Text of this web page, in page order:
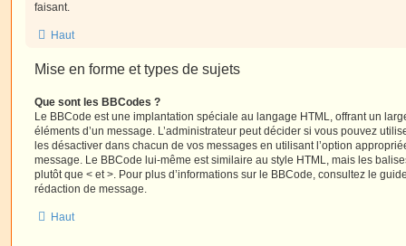
faisant.
Haut
Mise en forme et types de sujets
Que sont les BBCodes ?
Le BBCode est une implantation spéciale au langage HTML, offrant un
éléments d’un message. L’administrateur peut décider si vous pouvez
les désactiver dans chacun de vos messages en utilisant l’option
message. Le BBCode lui-même est similaire au style HTML, mais les
plutôt que < et >. Pour plus d’informations sur le BBCode, consultez le
rédaction de message.
Haut